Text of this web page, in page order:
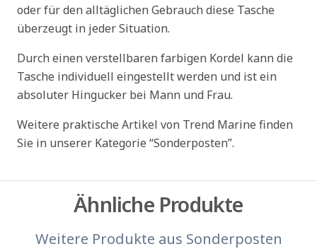
oder für den alltäglichen Gebrauch diese Tasche
überzeugt in jeder Situation.
Durch einen verstellbaren farbigen Kordel kann die
Tasche individuell eingestellt werden und ist ein
absoluter Hingucker bei Mann und Frau.
Weitere praktische Artikel von Trend Marine finden
Sie in unserer Kategorie “Sonderposten”.
Ähnliche Produkte
Weitere Produkte aus Sonderposten